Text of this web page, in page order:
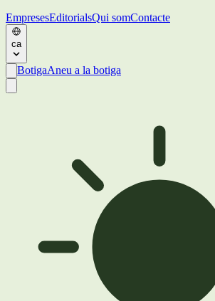
EmpresesEditorialsQui somContacte
ca
BotigaAneu a la botiga